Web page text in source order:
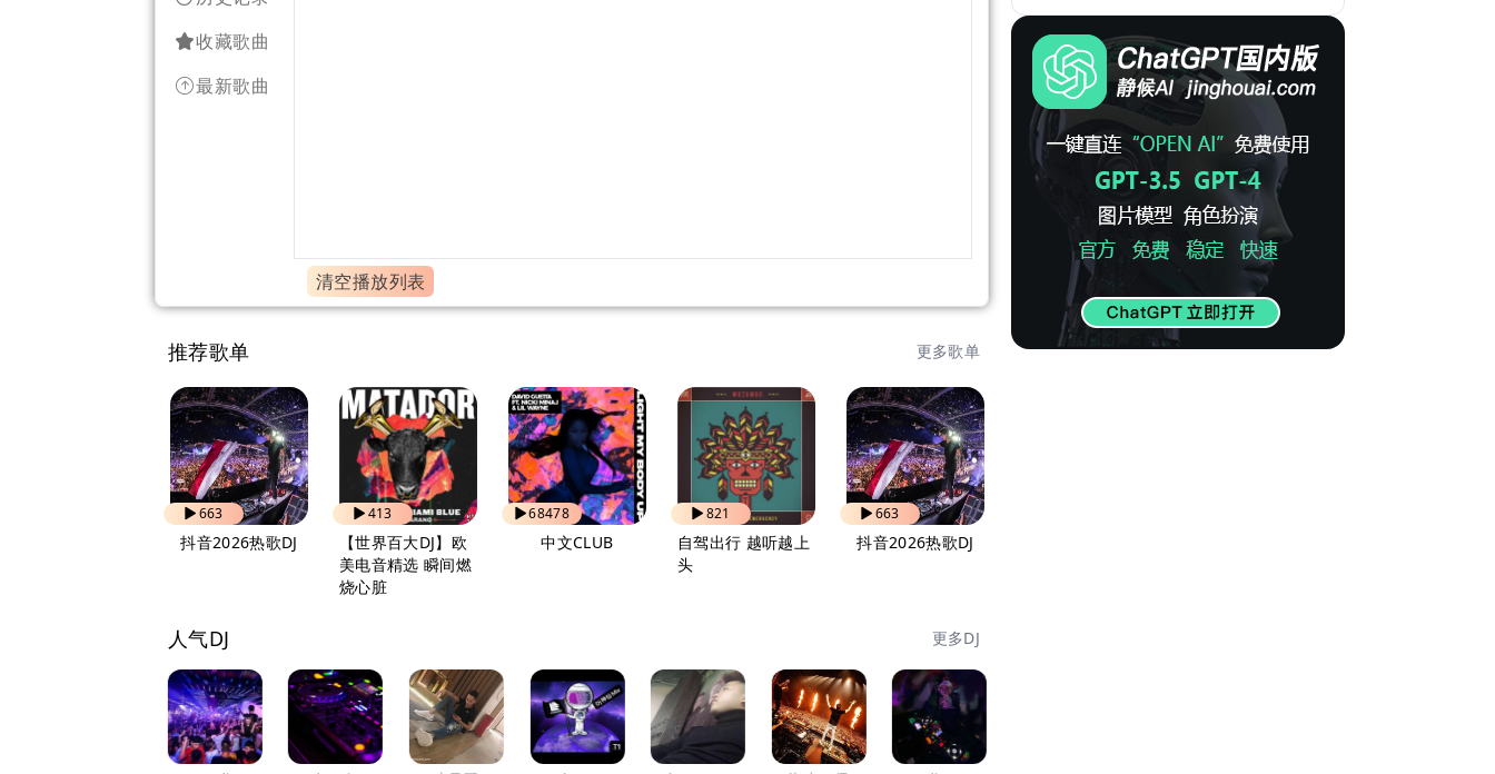
收藏歌曲
最新歌曲
清空播放列表
推荐歌单 更多歌单
663
抖音2026热歌DJ
413
【世界百大DJ】欧
美电音精选 瞬间燃
烧心脏
68478
中文CLUB
821
自驾出行 越听越上
头
663
抖音2026热歌DJ
人气DJ 更多DJ